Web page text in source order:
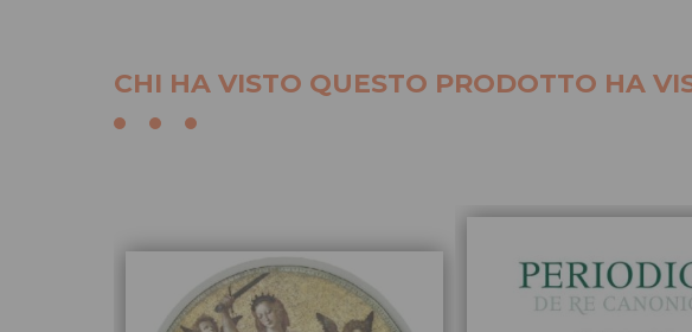
CHI HA VISTO QUESTO PRODOTTO HA